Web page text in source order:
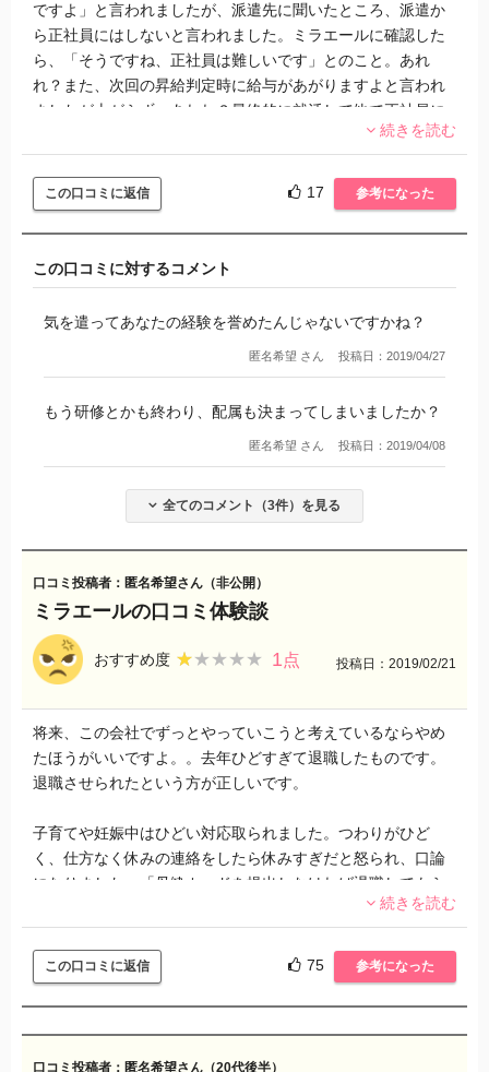
ですよ」と言われましたが、派遣先に聞いたところ、派遣か
ら正社員にはしないと言われました。ミラエールに確認した
ら、「そうですね、正社員は難しいです」とのこと。あれ
れ？また、次回の昇給判定時に給与があがりますよと言われ
ましたが上がらず。あれれ？最終的に就活して他で正社員に
なれたのでよかったですが、まったくもって口先だけの派遣
会社。辞めると口に出し始めたら、少しだけ給与があがりま
す。
続きを読む
この口コミに返信 17 参考になった
この口コミに対するコメント
気を遣ってあなたの経験を誉めたんじゃないですかね？
匿名希望 さん 投稿日：2019/04/27
もう研修とかも終わり、配属も決まってしまいましたか？
匿名希望 さん 投稿日：2019/04/08
全てのコメント（3件）を見る
口コミ投稿者：匿名希望さん（非公開）
ミラエールの口コミ体験談
おすすめ度 ★★★★★
★★★★★ 1点 投稿日：2019/02/21
将来、この会社でずっとやっていこうと考えているならやめ
たほうがいいですよ。。去年ひどすぎて退職したものです。
退職させられたという方が正しいです。
子育てや妊娠中はひどい対応取られました。つわりがひど
く、仕方なく休みの連絡をしたら休みすぎだと怒られ、口論
になりました。「母健カードを提出しなければ退職してもら
う」と突き放すように言われました。もちろん、連続で休ん
ではならないのはわかっていますが、厳しい口調や態度、び
っくりしたのがわたしが退職すると決めていないのに退職届
が送られてきました。すごい会社です。
本部が威張り腐ったおばさんだらけなので、やめてよかった
と思っています。
続きを読む
この口コミに返信 75 参考になった
口コミ投稿者：匿名希望さん（20代後半）